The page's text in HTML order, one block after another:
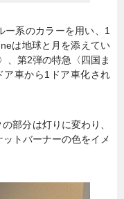
系のカラーを用い、1
は地球と月を添えてい
、第2弾の特急〈四国ま
ア車から1ドア車化され
部分は灯りに変わり、
トバーナーの色をイメ